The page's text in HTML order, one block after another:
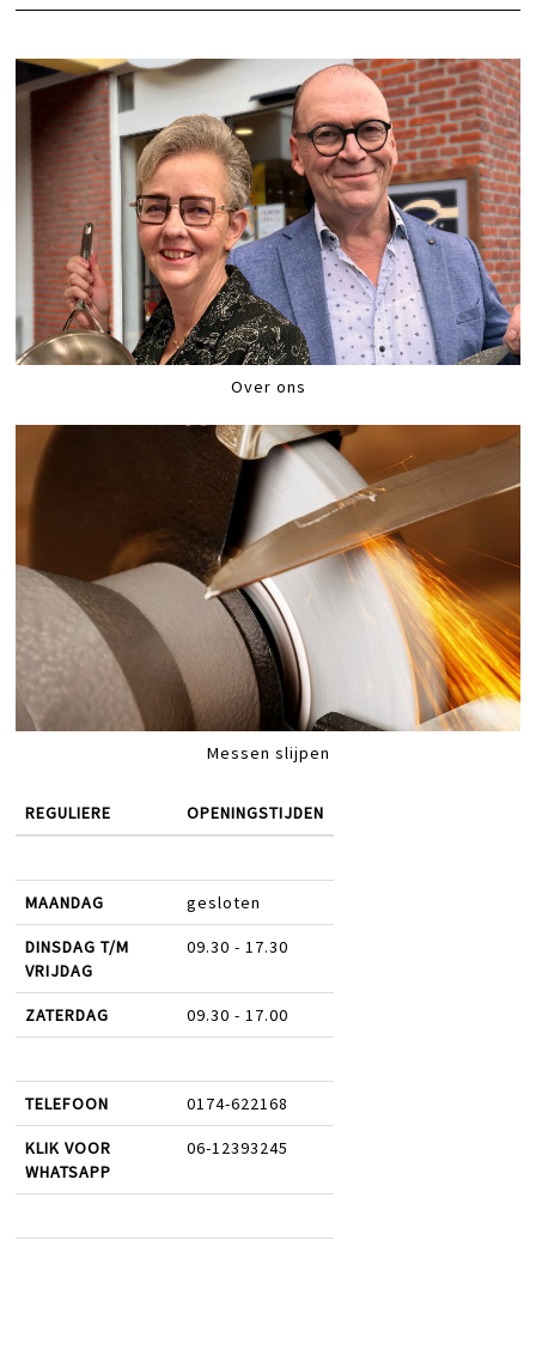
Over ons
Messen slijpen
REGULIERE OPENINGSTIJDEN
MAANDAG gesloten
DINSDAG T/M
VRIJDAG
09.30 - 17.30
ZATERDAG 09.30 - 17.00
TELEFOON 0174-622168
KLIK VOOR
WHATSAPP
06-12393245